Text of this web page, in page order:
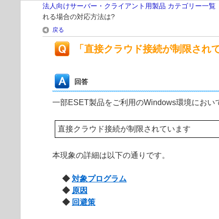
法人向けサーバー・クライアント用製品 カテゴリー一覧
れる場合の対応方法は?
戻る
「直接クラウド接続が制限さ
回答
一部ESET製品をご利用のWindows環境にお
直接クラウド接続が制限されています
本現象の詳細は以下の通りです。
◆ 対象プログラム
◆ 原因
◆ 回避策